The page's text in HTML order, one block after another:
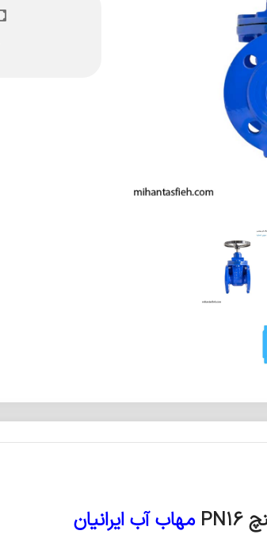
PN16 مهاب آب ایرانیان